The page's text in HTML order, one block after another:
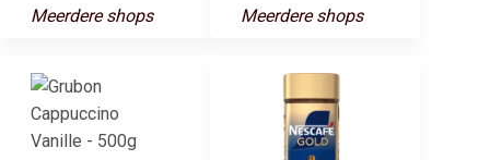
Meerdere shops Meerdere shops